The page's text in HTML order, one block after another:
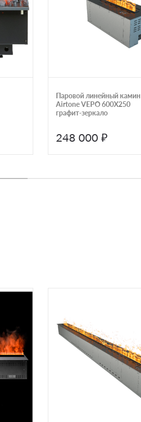
Паровой линейный камин
Airtone VEPO 600X250
графит-зеркало
248 000 ₽